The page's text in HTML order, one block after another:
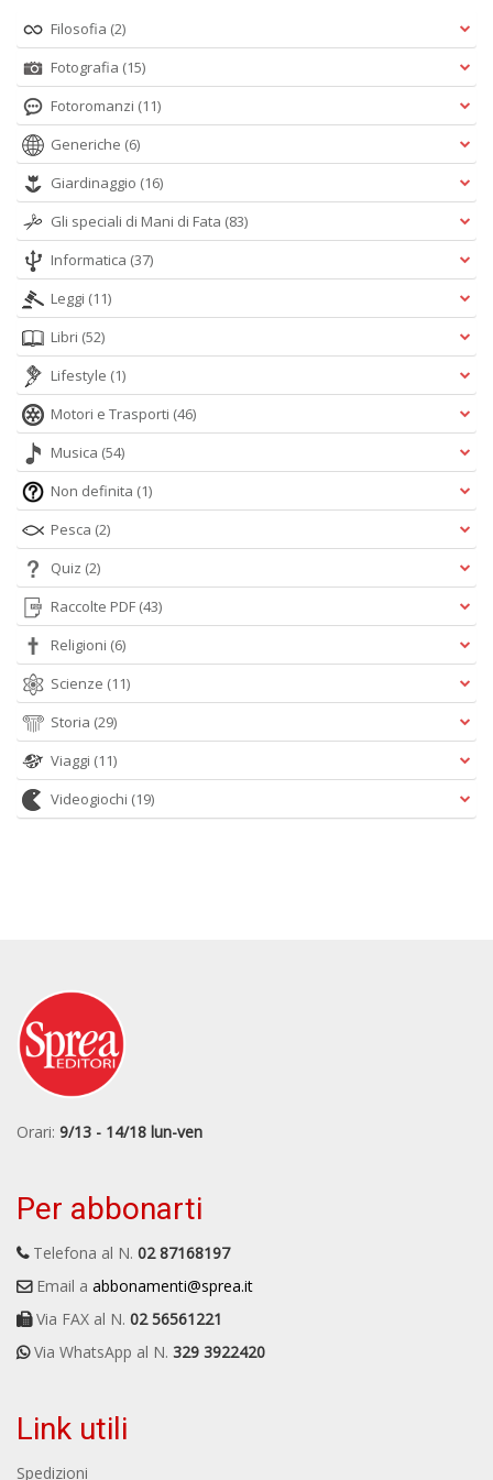
Filosofia (2)
Fotografia (15)
Fotoromanzi (11)
Generiche (6)
Giardinaggio (16)
Gli speciali di Mani di Fata (83)
Informatica (37)
Leggi (11)
Libri (52)
Lifestyle (1)
Motori e Trasporti (46)
Musica (54)
Non definita (1)
Pesca (2)
Quiz (2)
Raccolte PDF (43)
Religioni (6)
Scienze (11)
Storia (29)
Viaggi (11)
Videogiochi (19)
Orari: 9/13 - 14/18 lun-ven
Per abbonarti
Telefona al N. 02 87168197
Email a abbonamenti@sprea.it
Via FAX al N. 02 56561221
Via WhatsApp al N. 329 3922420
Link utili
Spedizioni